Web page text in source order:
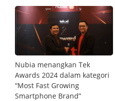
Nubia menangkan Tek
Awards 2024 dalam kategori
“Most Fast Growing
Smartphone Brand”